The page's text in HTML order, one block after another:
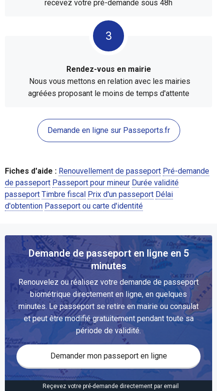
recevez votre pré-demande sous 48h
Rendez-vous en mairie
Nous vous mettons en relation avec les mairies
agréées proposant le moins de temps d'attente
Demande en ligne sur Passeports.fr
Fiches d'aide : Renouvellement de passeport Pré-demande
de passeport Passeport pour mineur Durée validité
passeport Timbre fiscal Prix d'un passeport Délai
d'obtention Passeport ou carte d'identité
Demande de passeport en ligne en 5
minutes
Renouvelez ou réalisez votre demande de passeport
biométrique directement en ligne, en quelques
minutes. Le passeport se retire en mairie ou consulat
et peut être modifié gratuitement pendant toute sa
période de validité.
Demander mon passeport en ligne
Reçevez votre pré-demande directement par email